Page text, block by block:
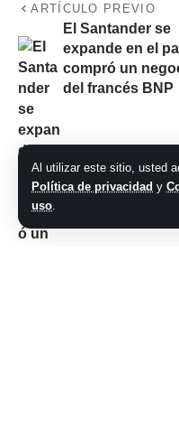
Al utilizar este sitio, usted
Política de privacidad y
uso.
ARTÍCULO PREVIO
El Santander se
expande en el
compró un
del francés BNP